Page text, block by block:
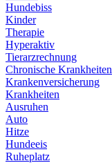
Hundebiss
Kinder
Therapie
Hyperaktiv
Tierarzrechnung
Chronische Krankheiten
Krankenversicherung
Krankheiten
Ausruhen
Auto
Hitze
Hundeeis
Ruheplatz